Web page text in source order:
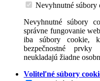
Nevyhnutné súbory
Nevyhnutné súbory
správne fungovanie
iba súbory cookie,
bezpečnostné
neukladajú žiadne
Voliteľné súbory